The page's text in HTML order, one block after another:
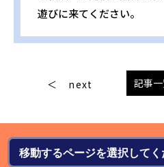
遊びに来てください。
next 記事